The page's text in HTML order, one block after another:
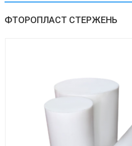
ФТОРОПЛАСТ СТЕРЖЕНЬ